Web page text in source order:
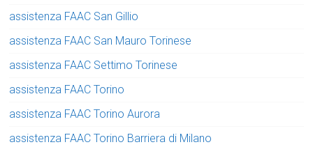
assistenza FAAC San Gillio
assistenza FAAC San Mauro Torinese
assistenza FAAC Settimo Torinese
assistenza FAAC Torino
assistenza FAAC Torino Aurora
assistenza FAAC Torino Barriera di Milano